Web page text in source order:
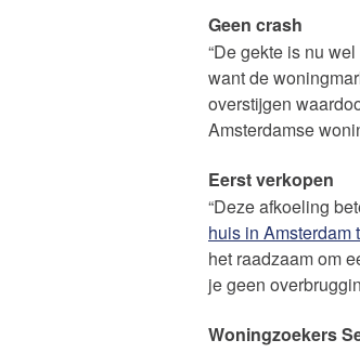
Geen crash
“De gekte is nu
want de
overstijgen
Amsterdamse
Eerst verkopen
“Deze afkoeling
huis in Amsterdam
het raadzaam om
je geen
Woningzoekers